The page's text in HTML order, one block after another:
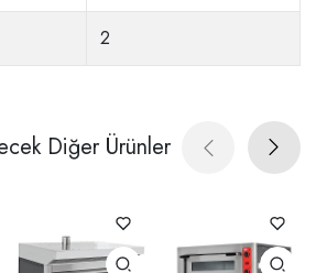
2
Diğer Ürünler